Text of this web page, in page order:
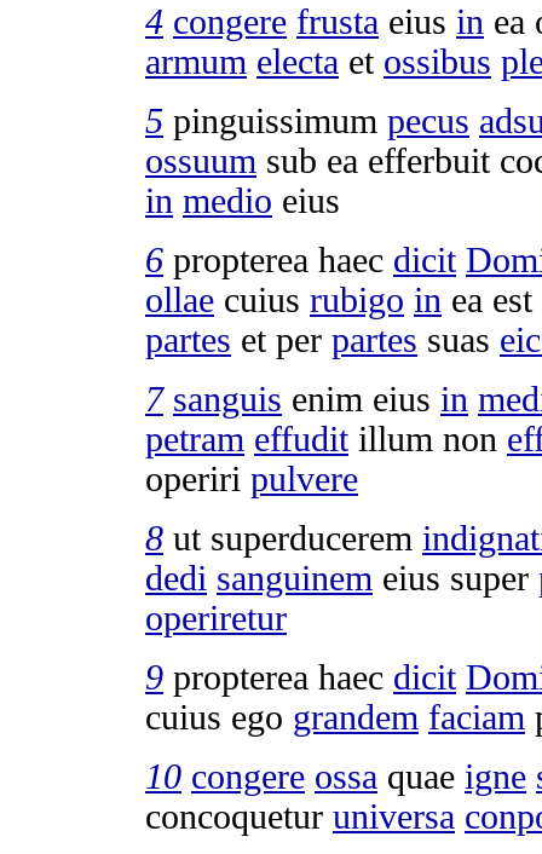
4 congere frusta eius in ea
armum electa et ossibus
5 pinguissimum pecus
ossuum sub ea efferbuit
in medio eius
6 propterea haec dicit
ollae cuius rubigo in ea
partes et per partes suas
7 sanguis enim eius in
petram effuditillum non
operiri pulvere
8 ut superducerem
dedi sanguinem eius super
operiretur
9 propterea haec dicit
cuius ego grandem faciam
10 congere ossa quae igne
concoquetur universa